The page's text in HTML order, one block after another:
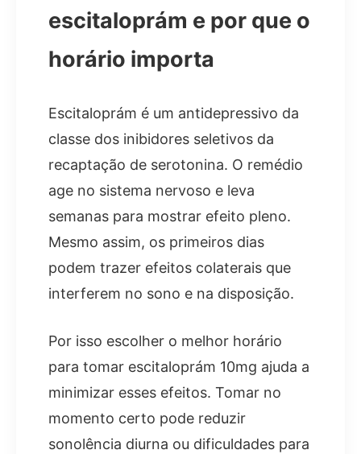
escitaloprám e por que o
horário importa
Escitaloprám é um antidepressivo da
classe dos inibidores seletivos da
recaptação de serotonina. O remédio
age no sistema nervoso e leva
semanas para mostrar efeito pleno.
Mesmo assim, os primeiros dias
podem trazer efeitos colaterais que
interferem no sono e na disposição.
Por isso escolher o melhor horário
para tomar escitaloprám 10mg ajuda a
minimizar esses efeitos. Tomar no
momento certo pode reduzir
sonolência diurna ou dificuldades para